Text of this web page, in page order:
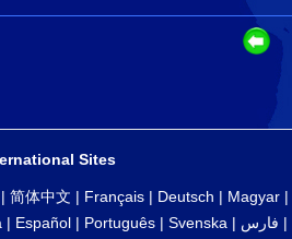
Sites
| 简体中文 | Français | Deutsch | Magyar |
| Español | Português | Svenska | فارس |